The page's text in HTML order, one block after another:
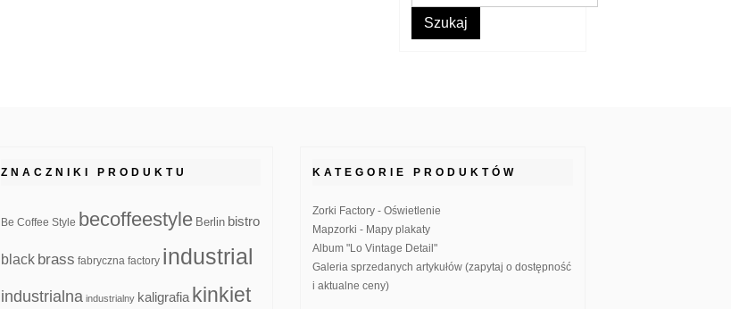
Szukaj
ZNACZNIKI PRODUKTU
Be Coffee Style becoffeestyle Berlin bistro
black brass fabryczna factory industrial
industrialna industrialny kaligrafia kinkiet
KATEGORIE PRODUKTÓW
Zorki Factory - Oświetlenie
Mapzorki - Mapy plakaty
Album "Lo Vintage Detail"
Galeria sprzedanych artykułów (zapytaj o dostępność
i aktualne ceny)